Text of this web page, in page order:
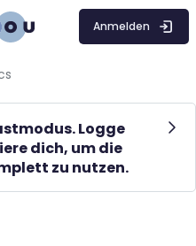
Anmelden
Logge
dich, um die
zu nutzen.